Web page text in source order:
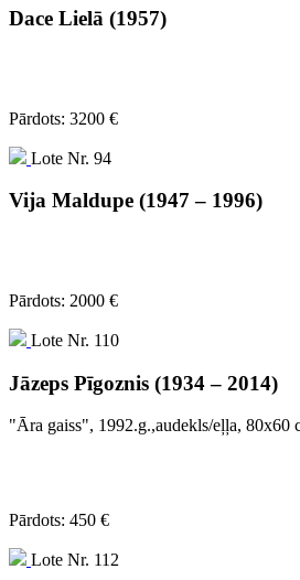
Dace Lielā (1957)
Pārdots: 3200 €
Lote Nr. 94
Vija Maldupe (1947 – 1996)
Pārdots: 2000 €
Lote Nr. 110
Jāzeps Pīgoznis (1934 – 2014)
"Āra gaiss", 1992.g.,audekls/eļļa, 80x60
Pārdots: 450 €
Lote Nr. 112